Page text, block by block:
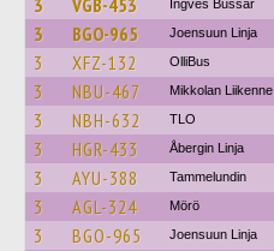
3 VGB-453 Ingves Bussar
3 BGO-965 Joensuun Linja
3 XFZ-132 OlliBus
3 NBU-467 Mikkolan Liikenne
3 NBH-632 TLO
3 HGR-433 Åbergin Linja
3 AYU-388 Tammelundin
3 AGL-324 Mörö
3 BGO-965 Joensuun Linja